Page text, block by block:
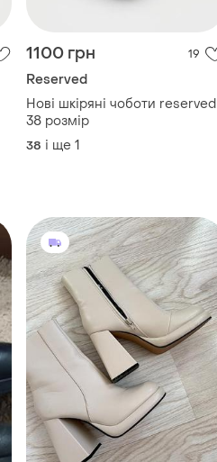
1100 грн 19
Reserved
Нові шкіряні чоботи reserved
38 розмір
38 і ще 1